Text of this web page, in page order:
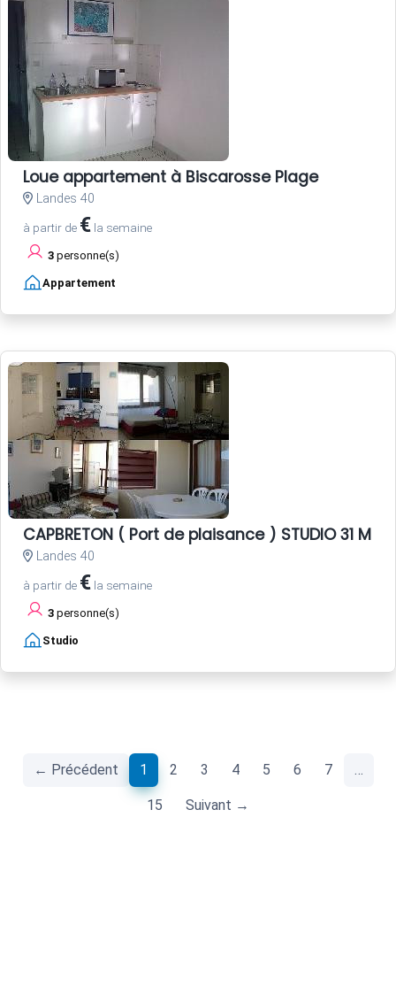
Loue appartement à Biscarosse Plage
Landes 40
à partir de € la semaine
3 personne(s)
Appartement
CAPBRETON ( Port de plaisance ) STUDIO 31 M 2
Landes 40
à partir de € la semaine
3 personne(s)
Studio
← Précédent 1 (current)
2 3 4 5 6 7 …
15 Suivant →